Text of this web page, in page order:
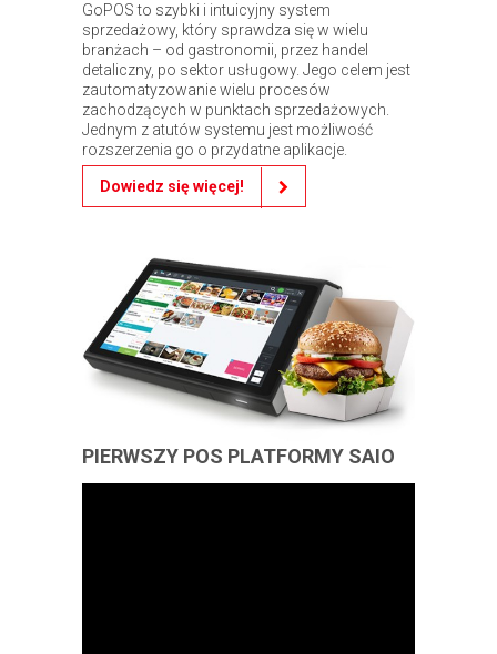
GoPOS to szybki i intuicyjny system
sprzedażowy, który sprawdza się w wielu
branżach – od gastronomii, przez handel
detaliczny, po sektor usługowy. Jego celem jest
zautomatyzowanie wielu procesów
zachodzących w punktach sprzedażowych.
Jednym z atutów systemu jest możliwość
rozszerzenia go o przydatne aplikacje.
Dowiedz się więcej!
PIERWSZY POS PLATFORMY SAIO